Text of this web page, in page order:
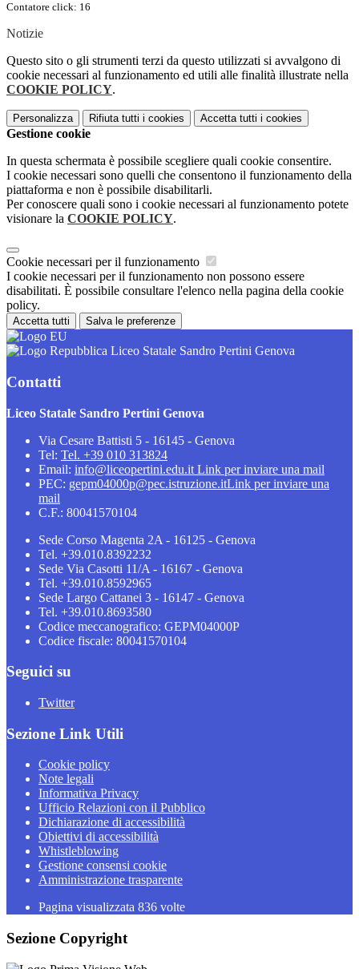
Contatore click: 16
Notizie
Questo sito o gli strumenti terzi da questo utilizzati si avvalgono di
cookie necessari al funzionamento ed utili alle finalità illustrate nella
COOKIE POLICY.
Personalizza Rifiuta tutti i cookies Accetta tutti i cookies
Gestione cookie
In questa schermata è possibile scegliere quali cookie consentire.
I cookie necessari sono quelli che consentono il funzionamento della
piattaforma e non è possibile disabilitarli.
Per conoscere quali sono i cookie necessari al funzionamento potete
visionare la COOKIE POLICY.
Cookie necessari per il funzionamento
I cookie necessari per il funzionamento non possono essere
disabilitati. È possibile consultare l'elenco nella pagina della cookie
policy.
Accetta tutti Salva le preferenze
Liceo Statale Sandro Pertini Genova
Contatti
Liceo Statale Sandro Pertini Genova
Via Cesare Battisti 5 - 16145 - Genova
Tel: Tel. +39 010 313824
Email: info@liceopertini.edu.it Link per inviare una mail
PEC: gepm04000p@pec.istruzione.itLink per inviare una
mail
C.F.: 80041570104
Sede Corso Magenta 2A - 16125 - Genova
Tel. +39.010.8392232
Sede Via Casotti 11/A - 16167 - Genova
Tel. +39.010.8592965
Sede Largo Cattanei 3 - 16147 - Genova
Tel. +39.010.8693580
Codice meccanografico: GEPM04000P
Codice fiscale: 80041570104
Seguici su
Twitter
Sezione Link Utili
Cookie policy
Note legali
Informativa Privacy
Ufficio Relazioni con il Pubblico
Dichiarazione di accessibilità
Obiettivi di accessibilità
Whistleblowing
Gestione consensi cookie
Amministrazione trasparente
Pagina visualizzata 836 volte
Sezione Copyright